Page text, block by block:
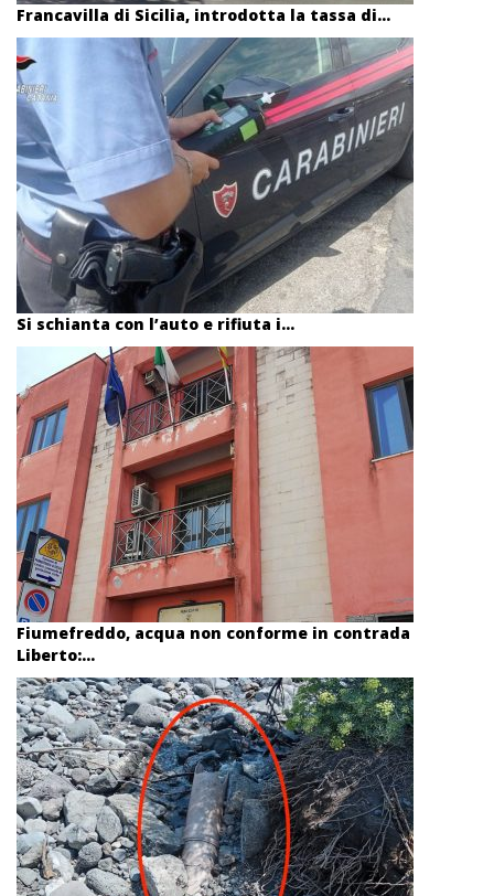
Francavilla di Sicilia, introdotta la tassa di...
Si schianta con l’auto e rifiuta i...
Fiumefreddo, acqua non conforme in contrada
Liberto:...